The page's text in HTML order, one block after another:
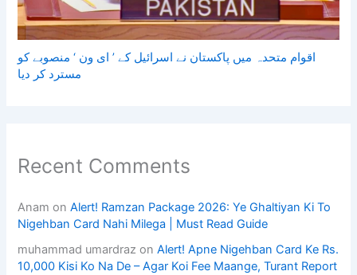
اقوام متحدہ میں پاکستان نے اسرائیل کے ’ ای ون ‘ منصوبے کو
مسترد کر دیا
Recent Comments
Anam onAlert! Ramzan Package 2026: Ye Ghaltiyan Ki To
Nigehban Card Nahi Milega | Must Read Guide
muhammad umardraz onAlert! Apne Nigehban Card Ke Rs.
10,000 Kisi Ko Na De – Agar Koi Fee Maange, Turant Report